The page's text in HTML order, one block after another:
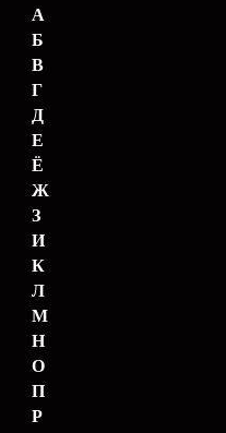
А
Б
В
Г
Д
Е
Ё
Ж
З
И
К
Л
М
Н
О
П
Р